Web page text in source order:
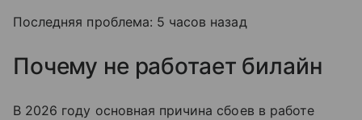
Последняя проблема: 5 часов назад
Почему не работает билайн
В 2026 году основная причина сбоев в работе